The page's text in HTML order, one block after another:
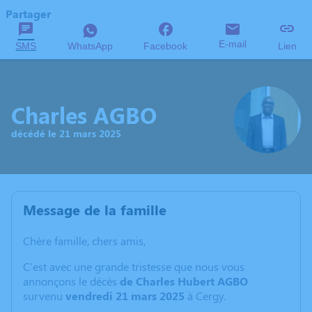
Partager
SMS WhatsApp Facebook E-mail Lien
Charles AGBO
décédé le 21 mars 2025
Message de la famille
Chère famille, chers amis,
C'est avec une grande tristesse que nous vous
annonçons le décès de Charles Hubert AGBO
survenu vendredi 21 mars 2025 à Cergy.